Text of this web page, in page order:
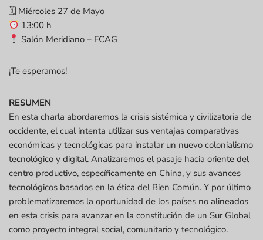
🗓 Miércoles 27 de Mayo
13:00 h
Salón Meridiano – FCAG
¡Te esperamos!
RESUMEN
En esta charla abordaremos la crisis sistémica y civilizatoria de
occidente, el cual intenta utilizar sus ventajas comparativas
económicas y tecnológicas para instalar un nuevo colonialismo
tecnológico y digital. Analizaremos el pasaje hacia oriente del
centro productivo, específicamente en China, y sus avances
tecnológicos basados en la ética del Bien Común. Y por último
problematizaremos la oportunidad de los países no alineados
en esta crisis para avanzar en la constitución de un Sur Global
como proyecto integral social, comunitario y tecnológico.